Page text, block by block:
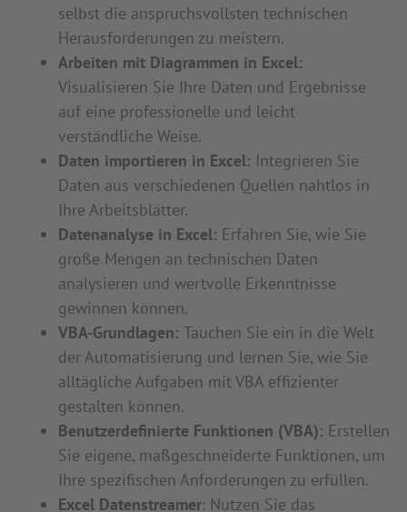
selbst die anspruchsvollsten technischen
Herausforderungen zu meistern.
Arbeiten mit Diagrammen in Excel:
Visualisieren Sie Ihre Daten und Ergebnisse
auf eine professionelle und leicht
verständliche Weise.
Daten importieren in Excel: Integrieren Sie
Daten aus verschiedenen Quellen nahtlos in
Ihre Arbeitsblätter.
Datenanalyse in Excel: Erfahren Sie, wie Sie
große Mengen an technischen Daten
analysieren und wertvolle Erkenntnisse
gewinnen können.
VBA-Grundlagen: Tauchen Sie ein in die Welt
der Automatisierung und lernen Sie, wie Sie
alltägliche Aufgaben mit VBA effizienter
gestalten können.
Benutzerdefinierte Funktionen (VBA): Erstellen
Sie eigene, maßgeschneiderte Funktionen, um
Ihre spezifischen Anforderungen zu erfüllen.
Excel Datenstreamer: Nutzen Sie das